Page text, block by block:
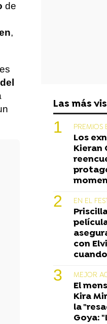
de
,
Las más
PREMIOS
Los
Kieran
EN EL
con
MEJOR
El
Kira
la
Goya: